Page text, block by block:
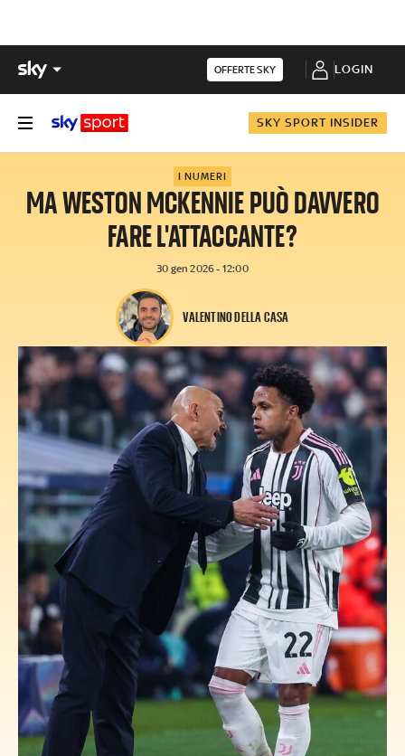
OFFERTE SKY LOGIN
SKY SPORT INSIDER
I NUMERI
MA WESTON MCKENNIE PUÒ DAVVERO
FARE L'ATTACCANTE?
30 gen 2026 - 12:00
VALENTINO DELLA CASA